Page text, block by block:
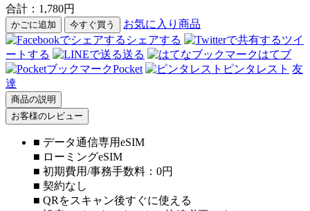
合計： 1,780円
かごに追加 今すぐ買う
お気に入り商品
シェアする
ツイ
ートする
送る
はてブ
Pocket
ピンタレスト 友
達
商品の説明
お客様のレビュー
■ データ通信専用eSIM
■ ローミングeSIM
■ 初期費用/事務手数料：0円
■ 契約なし
■ QRをスキャン後すぐに使える